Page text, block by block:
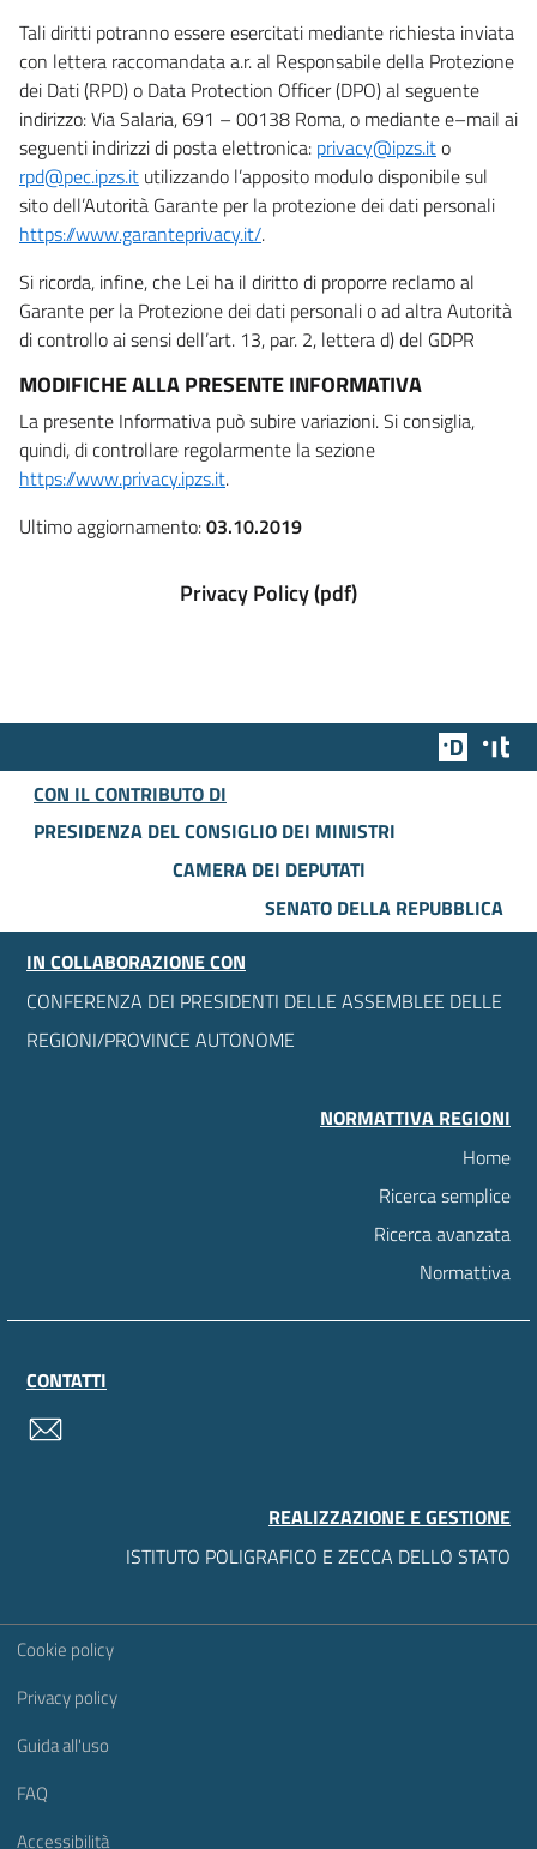
Tali diritti potranno essere esercitati mediante richiesta inviata
con lettera raccomandata a.r. al Responsabile della Protezione
dei Dati (RPD) o Data Protection Officer (DPO) al seguente
indirizzo: Via Salaria, 691 – 00138 Roma, o mediante e–mail ai
seguenti indirizzi di posta elettronica: privacy@ipzs.ito
rpd@pec.ipzs.it utilizzando l’apposito modulo disponibile sul
sito dell’Autorità Garante per la protezione dei dati personali
https://www.garanteprivacy.it/.
Si ricorda, infine, che Lei ha il diritto di proporre reclamo al
Garante per la Protezione dei dati personali o ad altra Autorità
di controllo ai sensi dell’art. 13, par. 2, lettera d) del GDPR
MODIFICHE ALLA PRESENTE INFORMATIVA
La presente Informativa può subire variazioni. Si consiglia,
quindi, di controllare regolarmente la sezione
https://www.privacy.ipzs.it.
Ultimo aggiornamento:03.10.2019
Privacy Policy (pdf)
Team
CON IL CONTRIBUTO DI
PRESIDENZA DEL CONSIGLIO DEI MINISTRI
CAMERA DEI DEPUTATI
SENATO DELLA REPUBBLICA
IN COLLABORAZIONE CON
CONFERENZA DEI PRESIDENTI DELLE ASSEMBLEE DELLE
REGIONI/PROVINCE AUTONOME
NORMATTIVA REGIONI
Home
Ricerca semplice
Ricerca avanzata
Normattiva
CONTATTI
REALIZZAZIONE E GESTIONE
ISTITUTO POLIGRAFICO E ZECCA DELLO STATO
Sezione Link Utili
Cookie policy
Privacy policy
Guida all'uso
FAQ
Accessibilità